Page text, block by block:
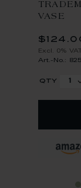
VASE
Excl. 0% VAT
Art.-No.:
qty